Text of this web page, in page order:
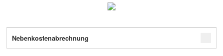
Nebenkostenabrechnung